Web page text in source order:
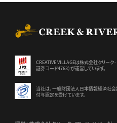
CREATIVE VILLAGEは株式会社クリーク
証券コード4763）が運営しています。
当社は、一般財団法人日本情報経済社会
付与認定を受けています。